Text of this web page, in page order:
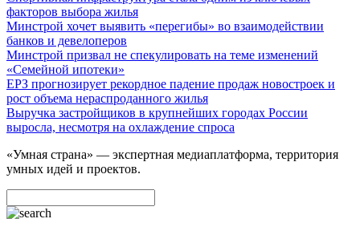
факторов выбора жилья
Минстрой хочет выявить «перегибы» во взаимодействии
банков и девелоперов
Минстрой призвал не спекулировать на теме изменений
«Семейной ипотеки»
ЕРЗ прогнозирует рекордное падение продаж новостроек и
рост объема нераспроданного жилья
Выручка застройщиков в крупнейших городах России
выросла, несмотря на охлаждение спроса
«Умная страна» — экспертная медиаплатформа, территория
умных идей и проектов.